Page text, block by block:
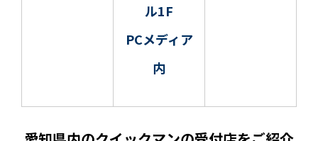
ル1F
PCメディア
内